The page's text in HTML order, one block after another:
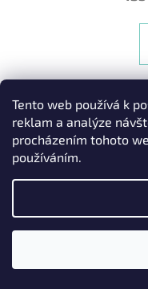
Tento web používá k
reklam a analýze
procházením tohoto
používáním.